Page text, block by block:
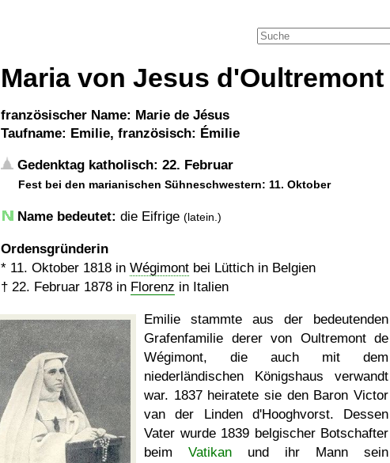
Maria von Jesus d'Oultremont
französischer Name: Marie de Jésus
Taufname: Emilie, französisch: Émilie
Gedenktag katholisch: 22. Februar
Fest bei den marianischen Sühneschwestern: 11. Oktober
Name bedeutet: die Eifrige (latein.)
Ordensgründerin
* 11. Oktober 1818 in Wégimont bei Lüttich in Belgien
† 22. Februar 1878 in Florenz in Italien
Emilie stammte aus der bedeutenden
Grafenfamilie derer von Oultremont de
Wégimont, die auch mit dem
niederländischen Königshaus verwandt
war. 1837 heiratete sie den Baron Victor
van der Linden d'Hooghvorst. Dessen
Vater wurde 1839 belgischer Botschafter
beim Vatikan und ihr Mann sein